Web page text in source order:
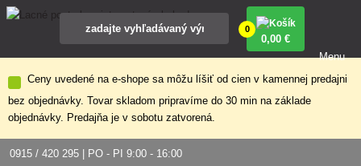
Ceny uvedené na e-shope sa môžu líšiť od cien v kamennej predajni
bez objednávky. Tovar skladom pripravíme do 30 min na základe
objednávky. Predajňa je v sobotu zatvorená.
0915 / 420 295 | PO - PI 9:00 - 16:00
0
0,00 €
Menu